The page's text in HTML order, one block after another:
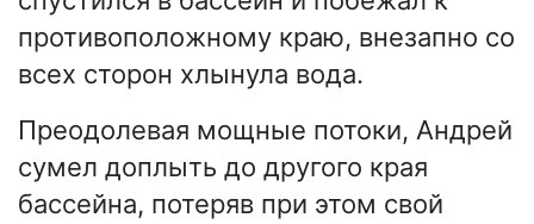
противоположному краю, внезапно со
всех сторон хлынула вода.
Преодолевая мощные потоки, Андрей
сумел доплыть до другого края
бассейна, потеряв при этом свой